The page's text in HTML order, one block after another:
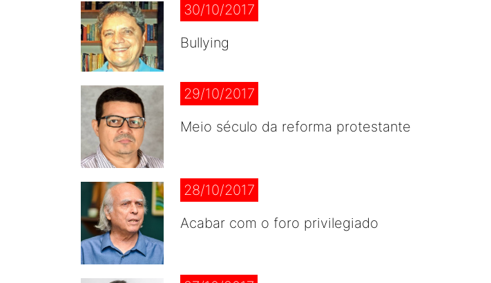
30/10/2017
Bullying
29/10/2017
Meio século da reforma protestante
28/10/2017
Acabar com o foro privilegiado